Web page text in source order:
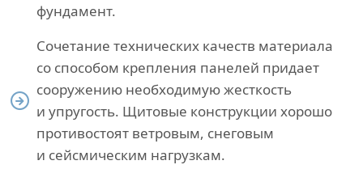
фундамент.
Сочетание технических качеств материала
со способом крепления панелей придает
сооружению необходимую жесткость
и упругость. Щитовые конструкции хорошо
противостоят ветровым, снеговым
и сейсмическим нагрузкам.